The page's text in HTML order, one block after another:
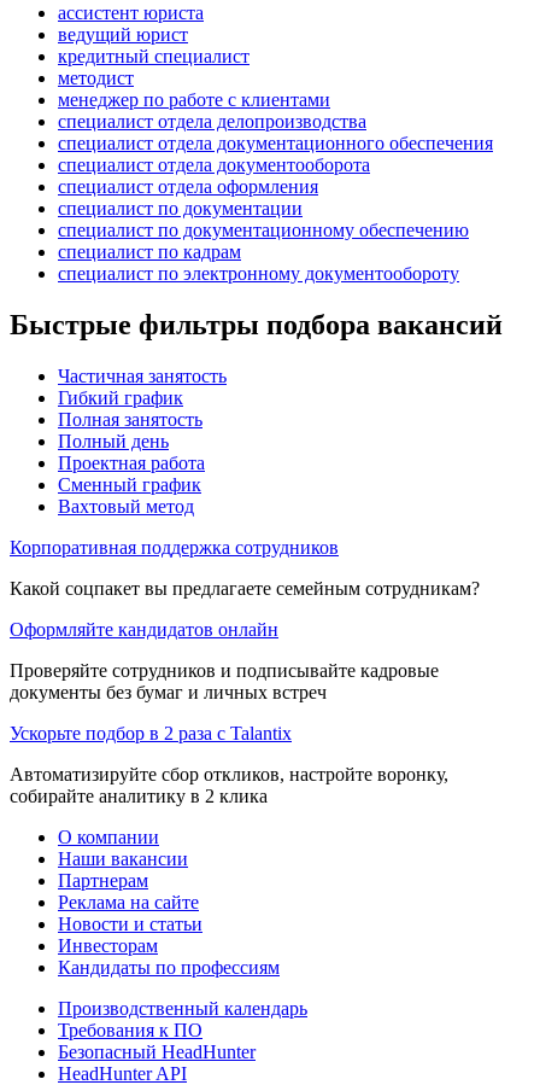
ассистент юриста
ведущий юрист
кредитный специалист
методист
менеджер по работе с клиентами
специалист отдела делопроизводства
специалист отдела документационного обеспечения
специалист отдела документооборота
специалист отдела оформления
специалист по документации
специалист по документационному обеспечению
специалист по кадрам
специалист по электронному документообороту
Быстрые фильтры подбора вакансий
Частичная занятость
Гибкий график
Полная занятость
Полный день
Проектная работа
Сменный график
Вахтовый метод
Корпоративная поддержка сотрудников
Какой соцпакет вы предлагаете семейным сотрудникам?
Оформляйте кандидатов онлайн
Проверяйте сотрудников и подписывайте кадровые
документы без бумаг и личных встреч
Ускорьте подбор в 2 раза с Talantix
Автоматизируйте сбор откликов, настройте воронку,
собирайте аналитику в 2 клика
О компании
Наши вакансии
Партнерам
Реклама на сайте
Новости и статьи
Инвесторам
Кандидаты по профессиям
Производственный календарь
Требования к ПО
Безопасный HeadHunter
HeadHunter API